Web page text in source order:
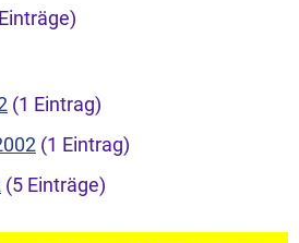
(1 Eintrag)
(1 Eintrag)
(5 Einträge)